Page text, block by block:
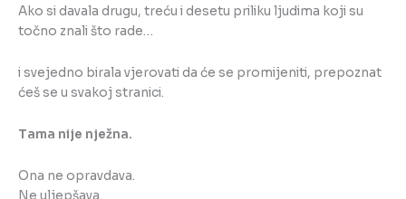
Ako si davala drugu, treću i desetu priliku ljudima koji su
točno znali što rade…
i svejedno birala vjerovati da će se promijeniti, prepoznat
ćeš se u svakoj stranici.
Tama nije nježna.
Ona ne opravdava.
Ne uljepšava.